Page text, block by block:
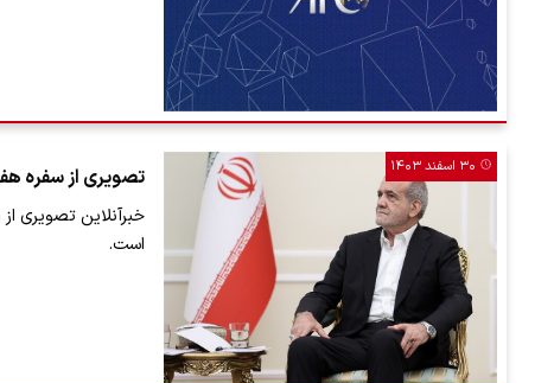
۳۰ اسفند ۱۴۰۳ تصویری از سفره
خبرآنلاین تصویری
است.